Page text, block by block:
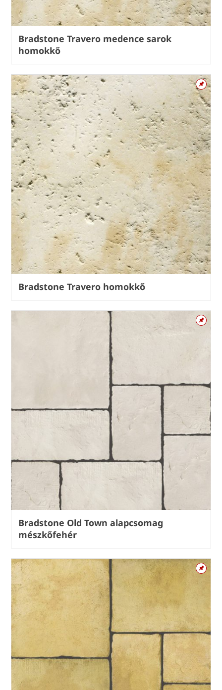
Bradstone Travero medence sarok
homokkő
Bradstone Travero homokkő
Bradstone Old Town alapcsomag
mészkőfehér